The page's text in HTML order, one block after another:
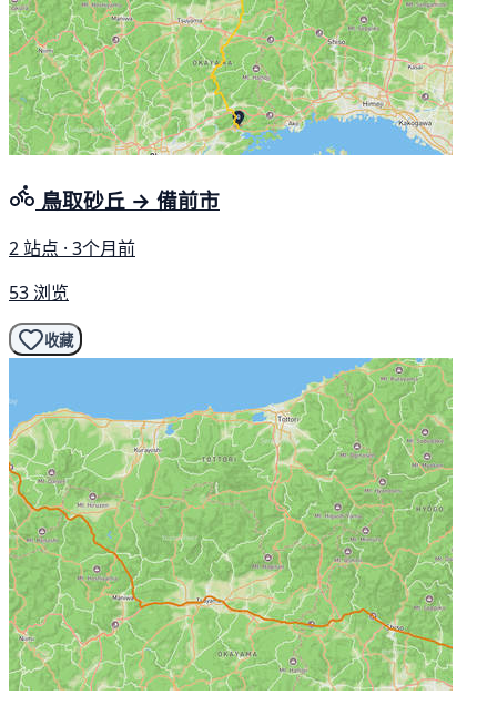
鳥取砂丘 → 備前市
2 站点 · 3个月前
53 浏览
收藏